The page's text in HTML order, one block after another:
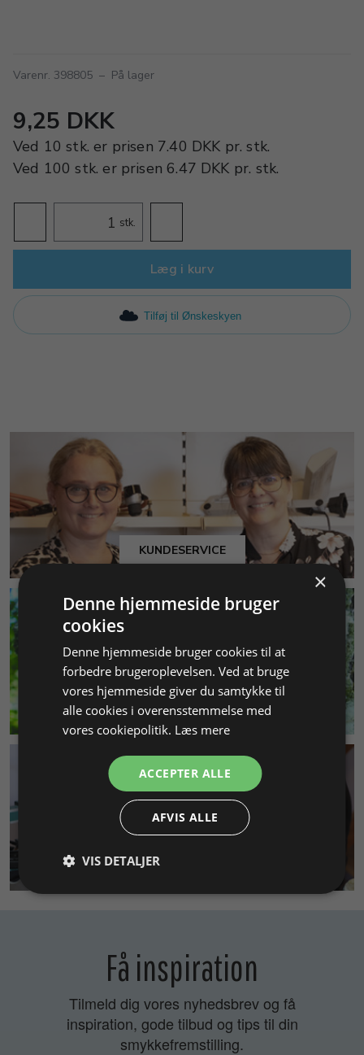
Varenr. 398805 – På lager
9,25 DKK
Ved 10 stk. er prisen 7.40 DKK pr.stk.
Ved 100 stk. er prisen6.47 DKK pr. stk.
stk.
Læg i kurv
Tilføj til Ønskeskyen
KUNDESERVICE
MILJØ & BÆREDYGTIGHED
SMYKKEKURSER
Få inspiration
Tilmeld dig vores nyhedsbrev og få
inspiration, gode tilbud og tips til din
smykkefremstilling.
×
Denne hjemmeside bruger
cookies
Denne hjemmeside bruger cookies til at
forbedre brugeroplevelsen. Ved at bruge
vores hjemmeside giver du samtykke til
alle cookies i overensstemmelse med
vores cookiepolitik. Læs mere
ACCEPTER ALLE
AFVIS ALLE
VIS DETALJER